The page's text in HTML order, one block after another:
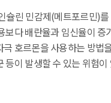
슐린 민감제(메트포르민)
보다 배란율과 임신율이
호르몬을 사용하는 방
등이 발생할 수 있는 위험